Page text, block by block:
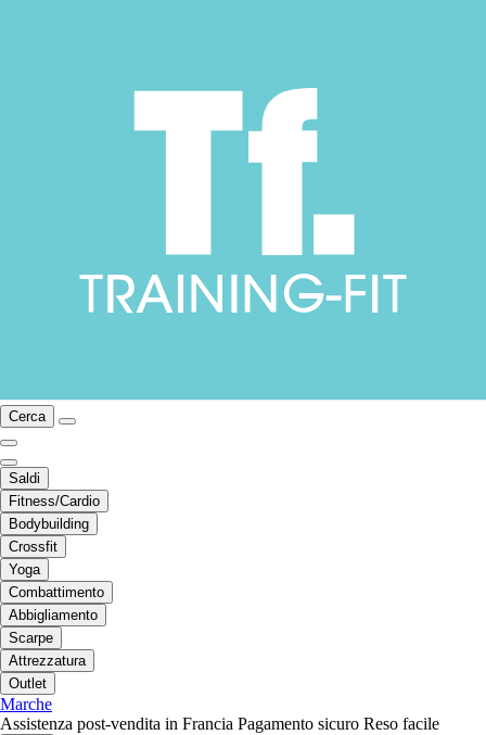
Cerca
Saldi
Fitness/Cardio
Bodybuilding
Crossfit
Yoga
Combattimento
Abbigliamento
Scarpe
Attrezzatura
Outlet
Marche
Assistenza post-vendita in Francia Pagamento sicuro Reso facile